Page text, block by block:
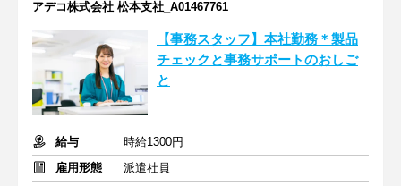
アデコ株式会社 松本支社_A01467761
【事務スタッフ】本社勤務＊製品
チェックと事務サポートのおしご
と
給与
時給1300円
雇用形態
派遣社員